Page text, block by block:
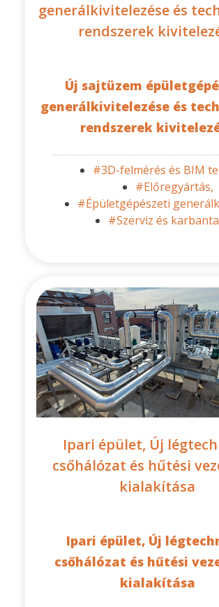
generálkivitelezése és
rendszerek
Új sajtüzem
generálkivitelezése és
rendszerek
#3D-felmérés és BIM
#Előregyártás,
#Épületgépészeti
#Szerviz és
Ipari épület, Új
csőhálózat és hűtési
kialakítása
Ipari épület, Új
csőhálózat és hűtési
kialakítása